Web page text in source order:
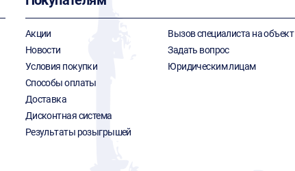
Акции
Новости
Условия покупки
Способы оплаты
Доставка
Дисконтная система
Результаты розыгрышей
Вызов специалиста на объект
Задать вопрос
Юридическим лицам